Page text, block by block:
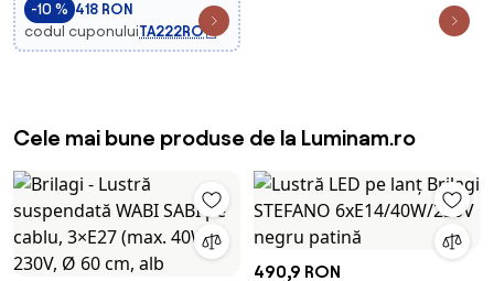
-10 % 418 RON
codul cuponuluiTA222RO
Cele mai bune produse de la Luminam.ro
490,9 RON